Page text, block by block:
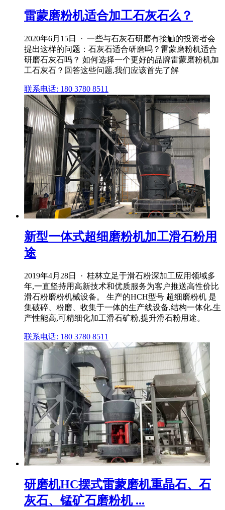
雷蒙磨粉机适合加工石灰石么？
2020年6月15日 · 一些与石灰石研磨有接触的投资者会
提出这样的问题：石灰石适合研磨吗？雷蒙磨粉机适合
研磨石灰石吗？ 如何选择一个更好的品牌雷蒙磨粉机加
工石灰石？回答这些问题,我们应该首先了解
联系电话: 180 3780 8511
新型一体式超细磨粉机加工滑石粉用
途
2019年4月28日 · 桂林立足于滑石粉深加工应用领域多
年,一直坚持用高新技术和优质服务为客户推送高性价比
滑石粉磨粉机械设备。 生产的HCH型号 超细磨粉机 是
集破碎、粉磨、收集于一体的生产线设备,结构一体化,生
产性能高,可精细化加工滑石矿粉,提升滑石粉用途。
联系电话: 180 3780 8511
研磨机HC摆式雷蒙磨机重晶石、石
灰石、锰矿石磨粉机 ...